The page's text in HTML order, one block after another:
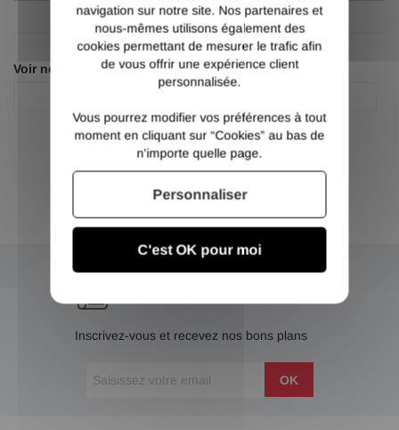
Voir nos autres pages :
Inscrivez-vous et recevez nos bons plans
OK
navigation sur notre site. Nos partenaires et
nous-mêmes utilisons également des
cookies permettant de mesurer le trafic afin
de vous offrir une expérience client
personnalisée.
Vous pourrez modifier vos préférences à tout
moment en cliquant sur “Cookies” au bas de
n'importe quelle page.
C'est OK pour moi
Personnaliser